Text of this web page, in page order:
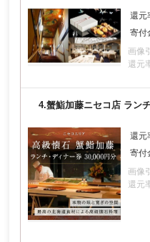
画像
還元
4.蟹鮨加藤ニセコ店 ラン
画像
還元